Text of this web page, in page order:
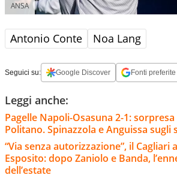
ANSA
Antonio Conte Noa Lang
Seguici su: Google Discover Fonti preferite
Leggi anche:
Pagelle Napoli-Osasuna 2-1:
Politano. Spinazzola e Anguissa sugli
“Via senza autorizzazione”, il Cagliari
Esposito: dopo Zaniolo e Banda,
dell’estate